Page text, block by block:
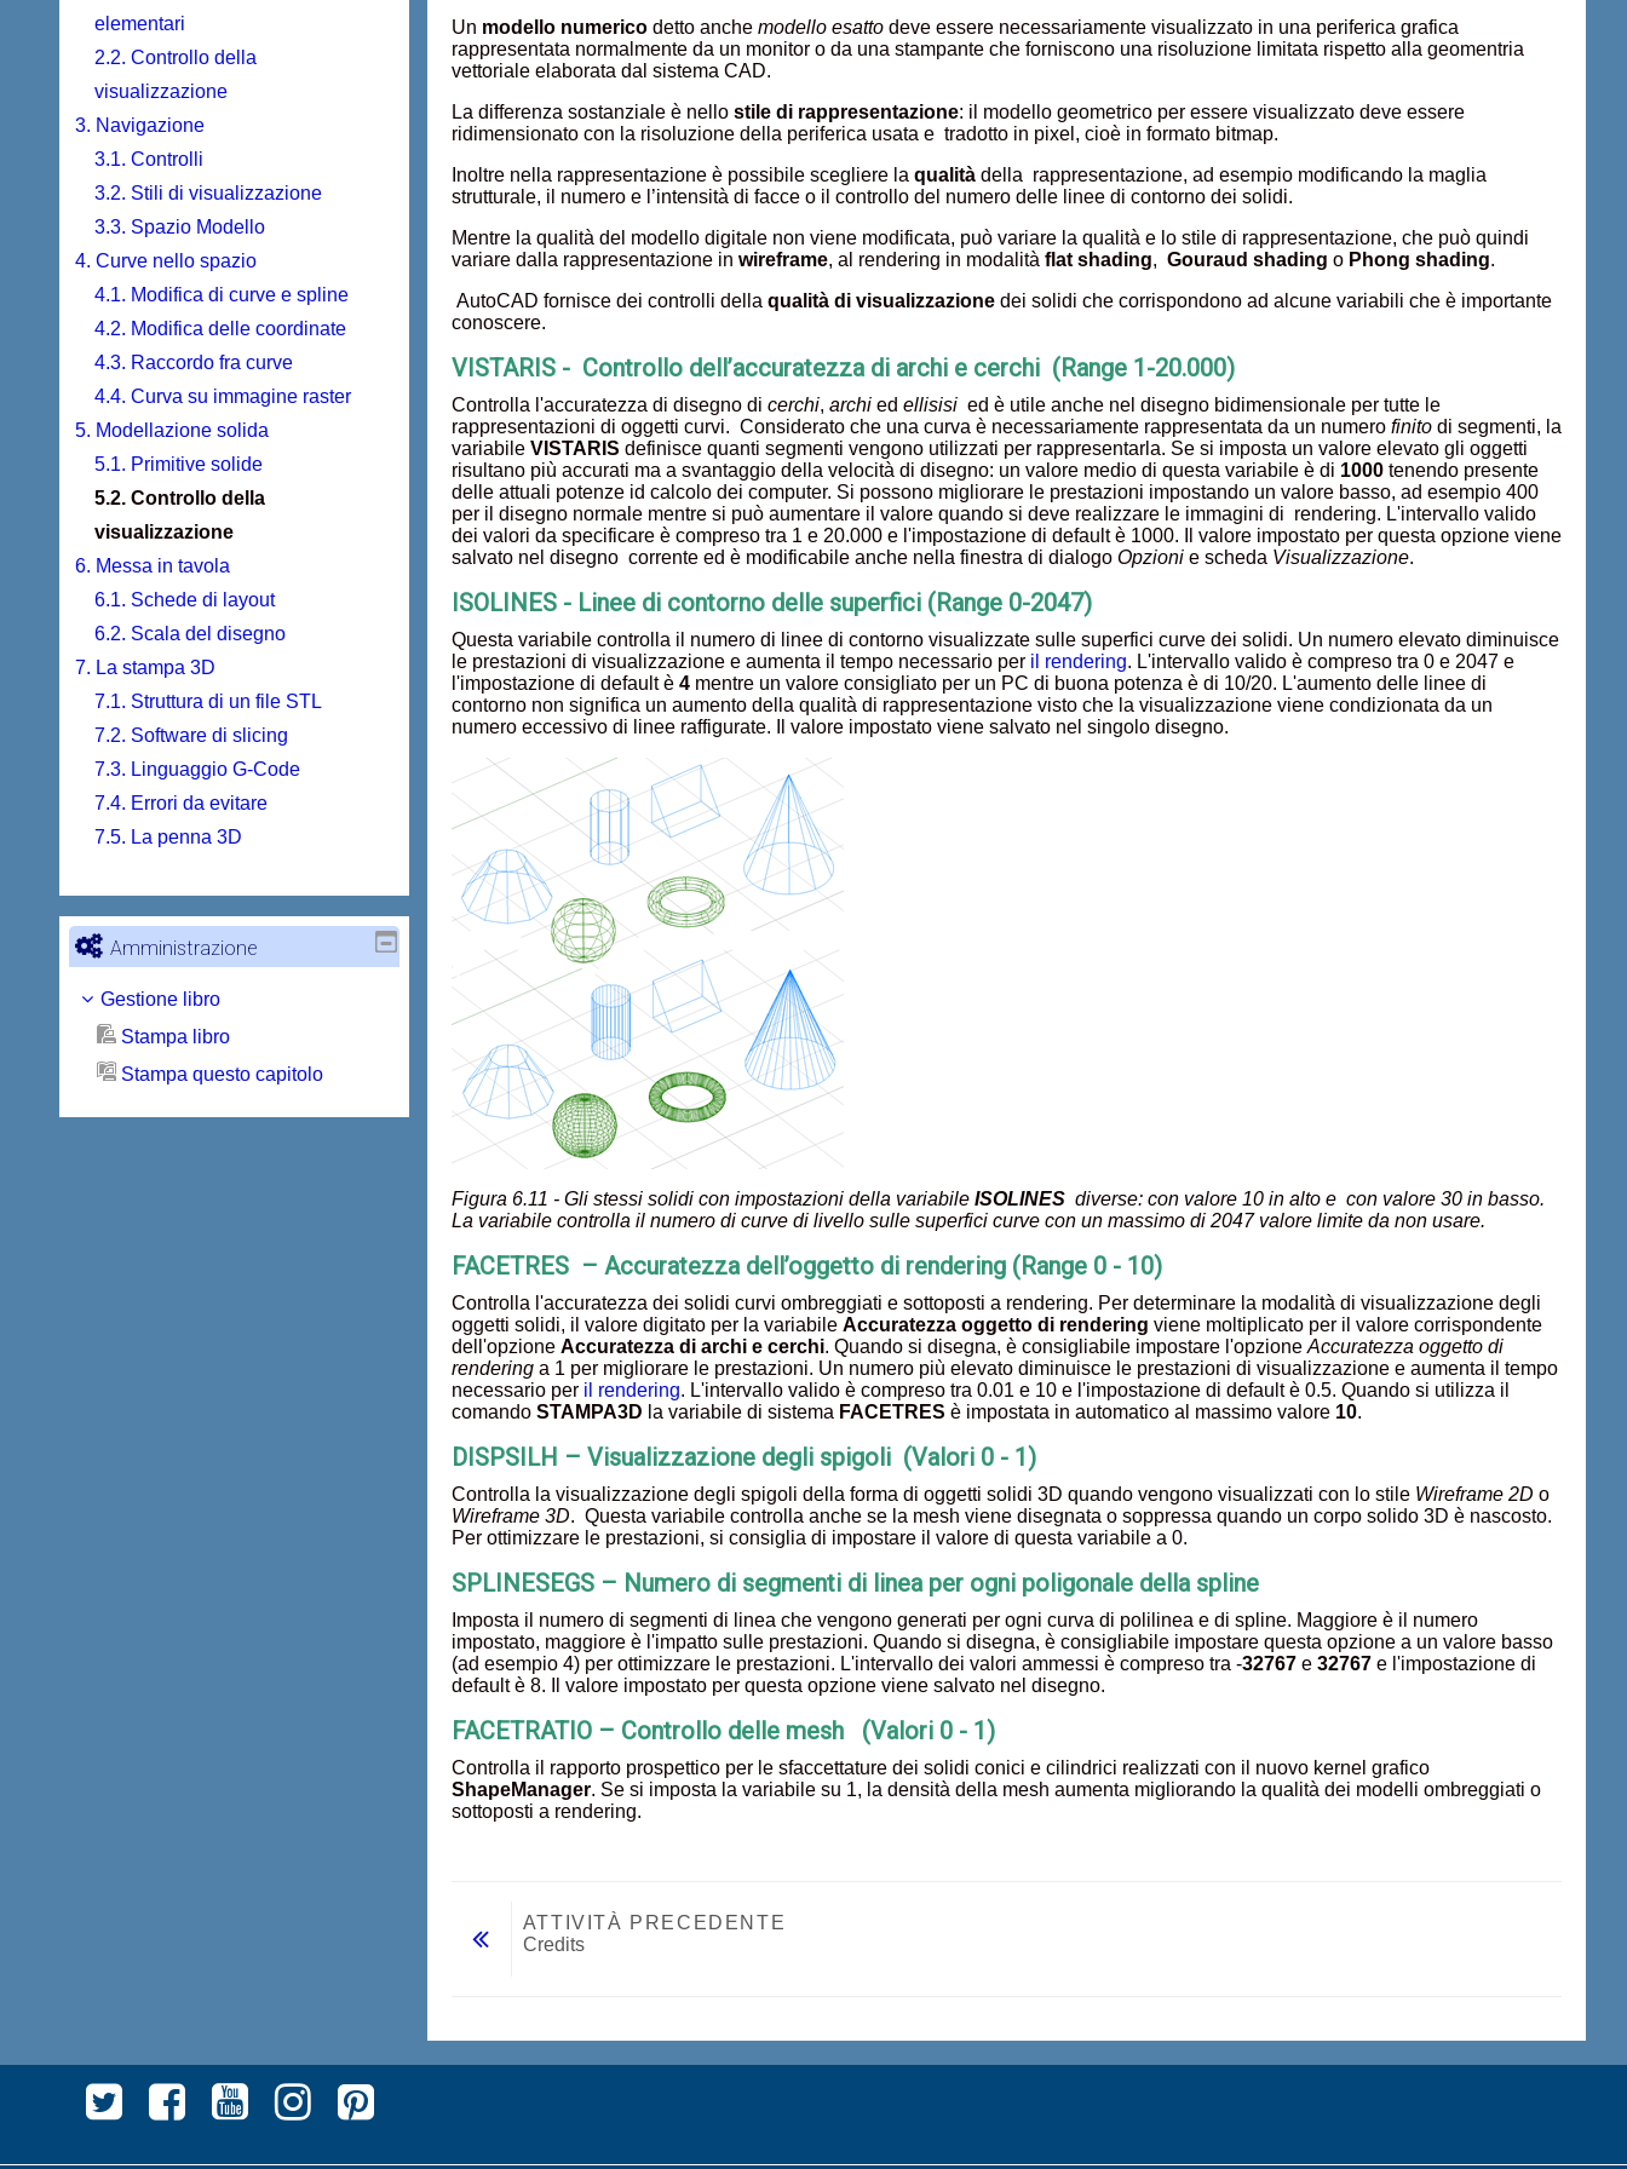
Un modello numericodetto anche modello esattodeve essere necessariamente visualizzato in una periferica grafica
rappresentata normalmente da un monitor o da una stampante che forniscono una risoluzione limitata rispetto alla geomentria
vettoriale elaborata dal sistema CAD.
La differenza sostanziale è nello stile di rappresentazione: il modello geometrico per essere visualizzato deve essere
ridimensionato con la risoluzione della periferica usata e tradotto in pixel, cioè in formato bitmap.
Inoltre nella rappresentazione è possibile scegliere la qualitàdella rappresentazione, ad esempio modificando la maglia
strutturale, il numero e l’intensità di facce o il controllo del numero delle linee di contorno dei solidi.
Mentre la qualità del modello digitale non viene modificata, può variare la qualità e lo stile di rappresentazione, che può quindi
variare dalla rappresentazione in wireframe, al rendering in modalità flat shading, Gouraud shading o Phong shading.
AutoCAD fornisce dei controlli della qualità di visualizzazionedei solidi che corrispondono ad alcune variabili che è importante
conoscere.
VISTARIS - Controllo dell’accuratezza di archi e cerchi (Range 1-20.000)
Controlla l'accuratezza di disegno di cerchi, archied ellisisied è utile anche nel disegno bidimensionale per tutte le
rappresentazioni di oggetti curvi. Considerato che una curva è necessariamente rappresentata da un numero finitodi segmenti, la
variabile VISTARIS definisce quanti segmenti vengono utilizzati per rappresentarla. Se si imposta un valore elevato gli oggetti
risultano più accurati ma a svantaggio della velocità di disegno: un valore medio di questa variabile è di 1000tenendo presente
delle attuali potenze id calcolo dei computer. Si possono migliorare le prestazioni impostando un valore basso, ad esempio 400
per il disegno normale mentre si può aumentare il valore quando si deve realizzare le immagini di rendering. L'intervallo valido
dei valori da specificare è compreso tra 1 e 20.000 e l'impostazione di default è 1000. Il valore impostato per questa opzione viene
salvato nel disegno corrente ed è modificabile anche nella finestra di dialogo Opzionie scheda Visualizzazione.
ISOLINES - Linee di contorno delle superfici (Range 0-2047)
Questa variabile controlla il numero di linee di contorno visualizzate sulle superfici curve dei solidi. Un numero elevato diminuisce
le prestazioni di visualizzazione e aumenta il tempo necessario per il rendering. L'intervallo valido è compreso tra 0 e 2047 e
l'impostazione di default è 4mentre un valore consigliato per un PC di buona potenza è di 10/20. L'aumento delle linee di
contorno non significa un aumento della qualità di rappresentazione visto che la visualizzazione viene condizionata da un
numero eccessivo di linee raffigurate. Il valore impostato viene salvato nel singolo disegno.
Figura 6.11 - Gli stessi solidi con impostazioni della variabile ISOLINESdiverse: con valore 10 in alto e con valore 30 in basso.
La variabile controlla il numero di curve di livello sulle superfici curve con un massimo di 2047 valore limite da non usare.
FACETRES – Accuratezza dell’oggetto di rendering (Range 0 - 10)
Controlla l'accuratezza dei solidi curvi ombreggiati e sottoposti a rendering. Per determinare la modalità di visualizzazione degli
oggetti solidi, il valore digitato per la variabile Accuratezza oggetto di rendering viene moltiplicato per il valore corrispondente
dell'opzione Accuratezza di archi e cerchi. Quando si disegna, è consigliabile impostare l'opzione Accuratezza oggetto di
renderinga 1 per migliorare le prestazioni. Un numero più elevato diminuisce le prestazioni di visualizzazione e aumenta il tempo
necessario per il rendering. L'intervallo valido è compreso tra 0.01 e 10 e l'impostazione di default è 0.5. Quando si utilizza il
comando STAMPA3D la variabile di sistema FACETRES è impostata in automatico al massimo valore 10.
DISPSILH – Visualizzazione degli spigoli (Valori 0 - 1)
Controlla la visualizzazione degli spigoli della forma di oggetti solidi 3D quando vengono visualizzati con lo stile Wireframe 2D o
Wireframe 3D. Questa variabile controlla anche se la mesh viene disegnata o soppressa quando un corpo solido 3D è nascosto.
Per ottimizzare le prestazioni, si consiglia di impostare il valore di questa variabile a 0.
SPLINESEGS – Numero di segmenti di linea per ogni poligonale della spline
Imposta il numero di segmenti di linea che vengono generati per ogni curva di polilinea e di spline. Maggiore è il numero
impostato, maggiore è l'impatto sulle prestazioni. Quando si disegna, è consigliabile impostare questa opzione a un valore basso
(ad esempio 4) per ottimizzare le prestazioni. L'intervallo dei valori ammessi è compreso tra -32767e 32767e l'impostazione di
default è 8. Il valore impostato per questa opzione viene salvato nel disegno.
FACETRATIO – Controllo delle mesh (Valori 0 - 1)
Controlla il rapporto prospettico per le sfaccettature dei solidi conici e cilindrici realizzati con il nuovo kernel grafico
ShapeManager. Se si imposta la variabile su 1, la densità della mesh aumenta migliorando la qualità dei modelli ombreggiati o
sottoposti a rendering.
ATTIVITÀ PRECEDENTE
Credits
elementari
2.2. Controllo della
visualizzazione
3. Navigazione
3.1. Controlli
3.2. Stili di visualizzazione
3.3. Spazio Modello
4. Curve nello spazio
4.1. Modifica di curve e spline
4.2. Modifica delle coordinate
4.3. Raccordo fra curve
4.4. Curva su immagine raster
5. Modellazione solida
5.1. Primitive solide
5.2. Controllo della
visualizzazione
6. Messa in tavola
6.1. Schede di layout
6.2. Scala del disegno
7. La stampa 3D
7.1. Struttura di un file STL
7.2. Software di slicing
7.3. Linguaggio G-Code
7.4. Errori da evitare
7.5. La penna 3D
Amministrazione
Gestione libro
Stampa libro
Stampa questo capitolo